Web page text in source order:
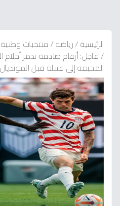
الرئيسية/رياضة/منتخبات وطنية
/عاجل: أرقام صادمة تدمر
المخيفة إلى قنبلة قبل